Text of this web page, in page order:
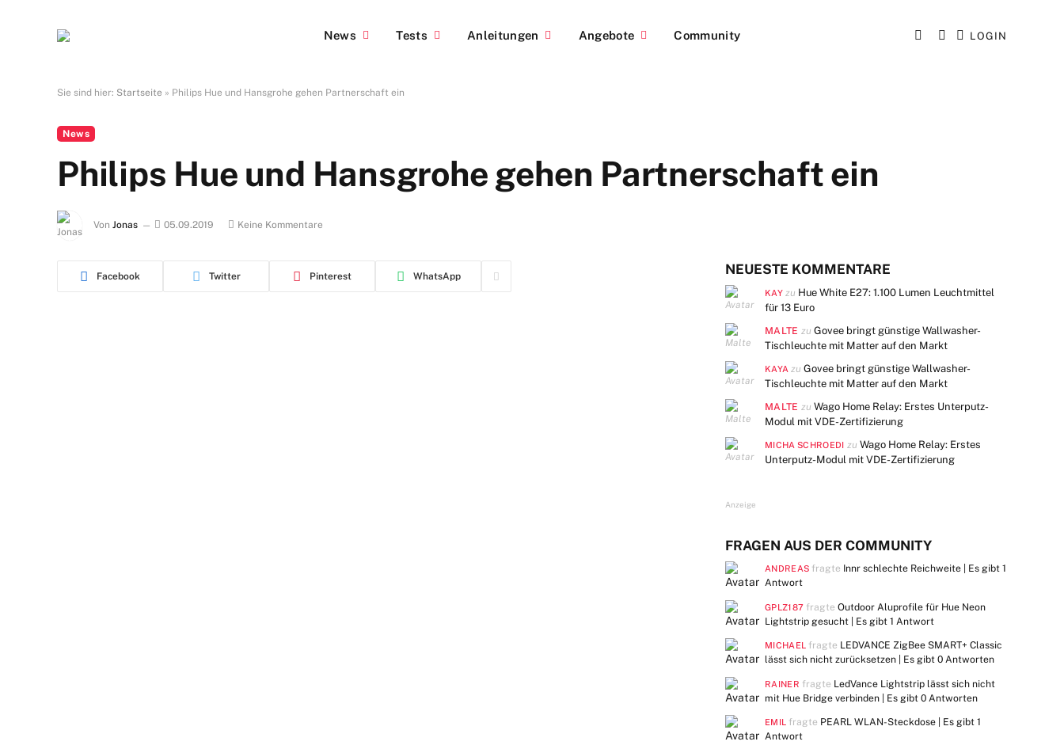
News Tests Anleitungen Angebote Community LOGIN
Sie sind hier: Startseite » Philips Hue und Hansgrohe gehen Partnerschaft ein
News
Philips Hue und Hansgrohe gehen Partnerschaft ein
Von Jonas 05.09.2019 Keine Kommentare
Facebook Twitter Pinterest WhatsApp NEUESTE KOMMENTARE
KAY zu Hue White E27: 1.100 Lumen Leuchtmittel
für 13 Euro
MALTE zu Govee bringt günstige Wallwasher-
Tischleuchte mit Matter auf den Markt
KAYA zuGovee bringt günstige Wallwasher-
Tischleuchte mit Matter auf den Markt
MALTE zu Wago Home Relay: Erstes Unterputz-
Modul mit VDE-Zertifizierung
MICHA SCHROEDI zu Wago Home Relay: Erstes
Unterputz-Modul mit VDE-Zertifizierung
Anzeige
FRAGEN AUS DER COMMUNITY
ANDREAS fragte Innr schlechte Reichweite | Es gibt1
Antwort
GPLZ187 fragteOutdoor Aluprofile für Hue Neon
Lightstrip gesucht | Es gibt 1 Antwort
MICHAEL fragte LEDVANCE ZigBee SMART+ Classic
lässt sich nicht zurücksetzen | Es gibt 0 Antworten
RAINER fragte LedVance Lightstrip lässt sich nicht
mit Hue Bridge verbinden | Es gibt 0 Antworten
EMIL fragte PEARL WLAN-Steckdose | Es gibt1
Antwort